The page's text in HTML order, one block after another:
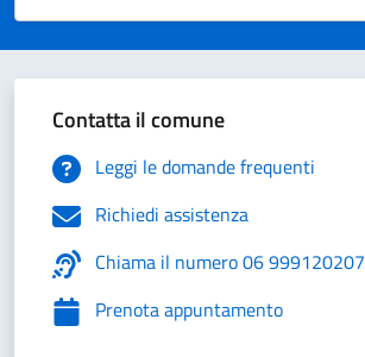
Valuta 5 stelle su 5
Valuta 4 stelle su 5
Valuta 3 stelle su 5
Valuta 2 stelle su 5
Valuta 1 stelle su 5
Contatta il comune
Leggi le domande frequenti
Richiedi assistenza
Chiama il numero 06 999120207
Prenota appuntamento